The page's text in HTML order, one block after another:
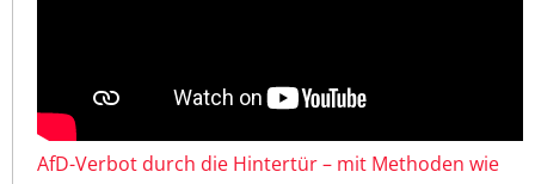
AfD-Verbot durch die Hintertür – mit Methoden wie